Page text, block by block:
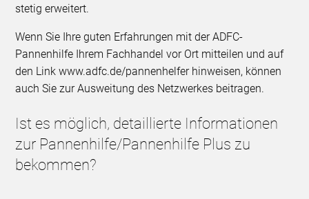
stetig erweitert.
Wenn Sie Ihre guten Erfahrungen mit der ADFC-
Pannenhilfe Ihrem Fachhandel vor Ort mitteilen und auf
den Link www.adfc.de/pannenhelfer hinweisen, können
auch Sie zur Ausweitung des Netzwerkes beitragen.
Ist es möglich, detaillierte Informationen
zur Pannenhilfe/Pannenhilfe Plus zu
bekommen?